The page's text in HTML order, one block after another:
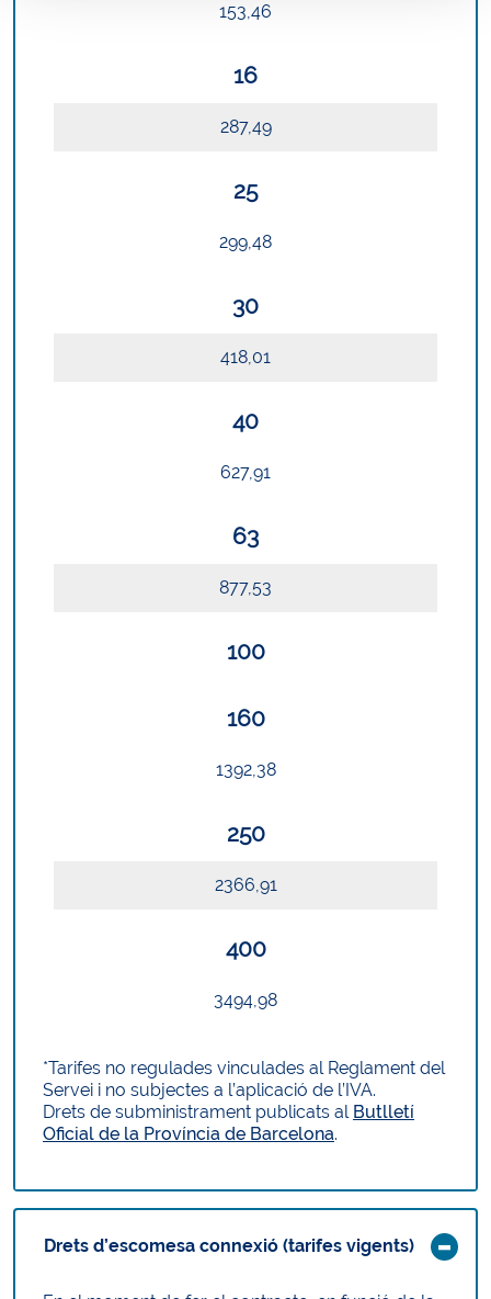
153,46
16
287,49
25
299,48
30
418,01
40
627,91
63
877,53
100
160
1392,38
250
2366,91
400
3494,98
*Tarifes no regulades vinculades al Reglament del
Servei i no subjectes a l’aplicació de l’IVA.
Drets de subministrament publicats al Butlletí
Oficial de la Província de Barcelona.
Drets d’escomesa connexió (tarifes vigents)